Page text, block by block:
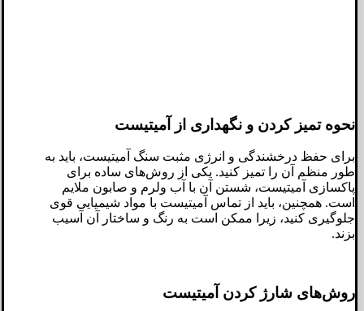
نحوه تمیز کردن و نگهداری از آمیتیست
برای حفظ درخشندگی و انرژی مثبت سنگ آمیتیست، باید به
طور منظم آن را تمیز کنید. یکی از روش‌های ساده برای
پاکسازی آمیتیست، شستن آن با آب ولرم و صابون ملایم
است. همچنین، باید از تماس آمیتیست با مواد شیمیایی قوی
جلوگیری کنید، زیرا ممکن است به رنگ و ساختار آن آسیب
بزند.
روش‌های شارژ کردن آمیتیست